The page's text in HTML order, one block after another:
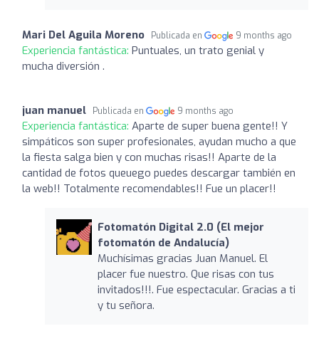
Mari Del Aguila Moreno Publicada en 9 months ago
Experiencia fantástica: Puntuales, un trato genial y
mucha diversión .
juan manuel Publicada en 9 months ago
Experiencia fantástica: Aparte de super buena gente!! Y
simpáticos son super profesionales, ayudan mucho a que
la fiesta salga bien y con muchas risas!! Aparte de la
cantidad de fotos queuego puedes descargar también en
la web!! Totalmente recomendables!! Fue un placer!!
Fotomatón Digital 2.0 (El mejor
fotomatón de Andalucía)
Muchísimas gracias Juan Manuel. El
placer fue nuestro. Que risas con tus
invitados!!!. Fue espectacular. Gracias a ti
y tu señora.